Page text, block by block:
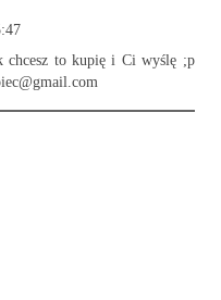
to kupię i Ci wyślę ;p